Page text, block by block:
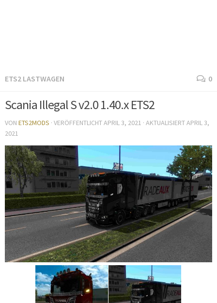
ETS2 LASTWAGEN 0
Scania Illegal S v2.0 1.40.x ETS2
VON ETS2MODS · VERÖFFENTLICHTAPRIL 3, 2021 · AKTUALISIERTAPRIL 3,
2021